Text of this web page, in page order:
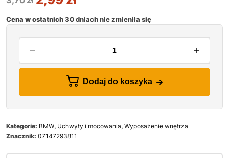
Cena w ostatnich 30 dniach nie zmieniła się
Dodaj do koszyka
Kategorie: BMW, Uchwyty i mocowania, Wyposażenie wnętrza
Znacznik: 07147293811